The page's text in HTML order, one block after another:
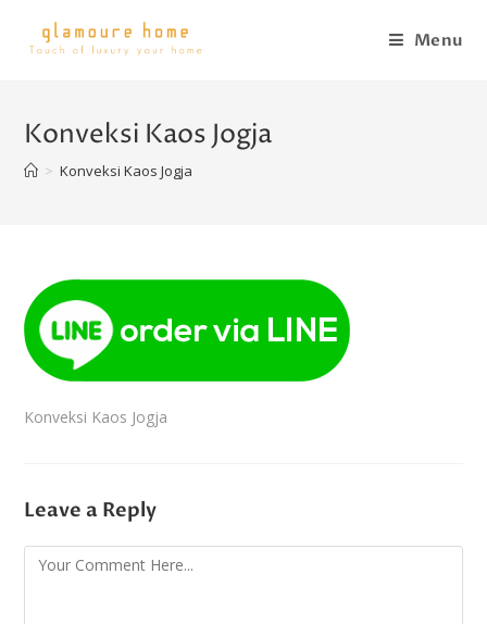
Menu
Konveksi Kaos Jogja
> Konveksi Kaos Jogja
Konveksi Kaos Jogja
Leave a Reply